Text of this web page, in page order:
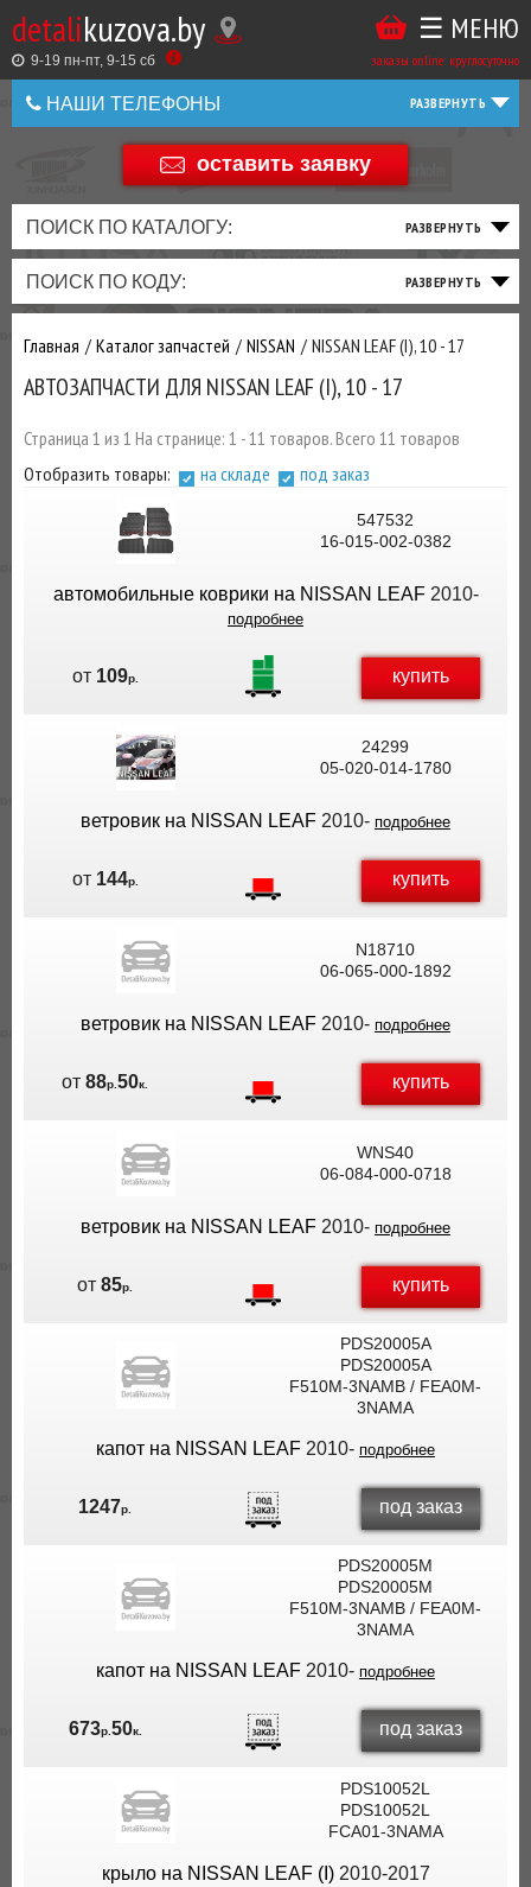
detalikuzova.by
9-19 пн-пт, 9-15 cб заказы online: круглосуточно
☰ МЕНЮ
НАШИ ТЕЛЕФОНЫ
+375 44 586 05 44
оставить заявку
ПОИСК ПО КАТАЛОГУ:
ПОИСК ПО КОДУ:
Главная Каталог запчастей NISSAN NISSAN LEAF (I), 10 - 17
АВТОЗАПЧАСТИ ДЛЯ NISSAN LEAF (I), 10 - 17
Страница 1 из 1 На странице: 1 - 11 товаров. Всего 11 товаров
Отобразить товары:
на складе под заказ
547532
16-015-002-0382
автомобильные коврики на NISSAN LEAF2010-
подробнее
от 109р. купить
24299
05-020-014-1780
ветровик на NISSAN LEAF 2010- подробнее
от 144р. купить
N18710
06-065-000-1892
ветровик на NISSAN LEAF 2010- подробнее
от88р.50к. купить
WNS40
06-084-000-0718
ветровик на NISSAN LEAF 2010- подробнее
от85р. купить
PDS20005A
PDS20005A
F510M-3NAMB / FEA0M-
3NAMA
капот на NISSAN LEAF 2010- подробнее
1247р. под заказ
PDS20005M
PDS20005M
F510M-3NAMB / FEA0M-
3NAMA
капот на NISSAN LEAF 2010- подробнее
673р. 50к. под заказ
PDS10052L
PDS10052L
FCA01-3NAMA
крыло на NISSAN LEAF (I)2010-2017
Купить
в
1
Беларусь
+375
+375
ТАКЖЕ
ВЫ
МОЖЕТЕ
У
ЗАКАЗАТЬ
ТО
ФИЛЬТРА
ТОРМОЗНАЯ
СИСТЕМА
ПОДВЕСКА
РУЛЕВОЕ
ТРАНСМИССИЯ
ПРИВОД
ДВИГАТЕЛЬ
ВЫХЛОП
ЭЛЕКТРИКА
ОСВЕЩЕНИЕ
РАСХОДНИКИ,
ЗАПЧАСТИ К
ЗАКАЗУ ЧЕРЕЗ